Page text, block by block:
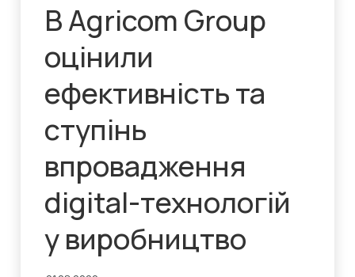
В Agricom Group
оцінили
ефективність та
ступінь
впровадження
digital-технологій
у виробництво